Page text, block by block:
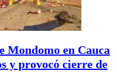
Mondomo en Cauca
y provocó cierre de